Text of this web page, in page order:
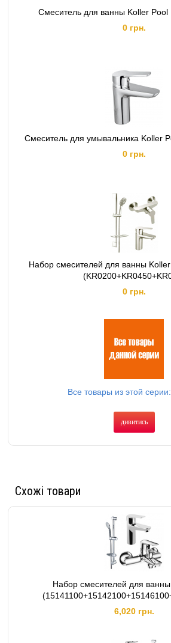
Смеситель для ванны Koller Pool
0 грн.
Смеситель для умывальника Koller
0 грн.
Набор смесителей для ванны
0 грн.
Все товары из этой
дивитись
Схожі товари
Набор смесителей для
6,020 грн.